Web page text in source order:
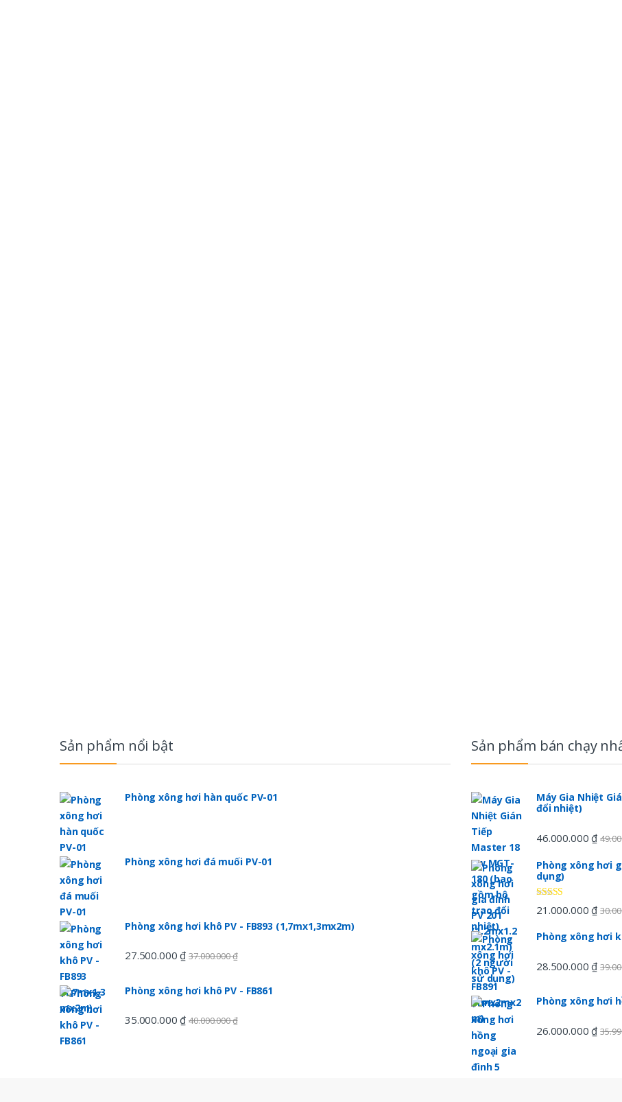
Sản phẩm nổi bật
Phòng xông hơi hàn quốc PV-01
Phòng xông hơi đá muối PV-01
Phòng xông hơi khô PV - FB893 (1,7mx1,3mx2m)
27.500.000₫ 37.000.000₫
Phòng xông hơi khô PV - FB861
35.000.000₫ 40.000.000₫
Sản phẩm bán chạy
Máy Gia Nhiệt
đổi nhiệt)
46.000.000₫
Phòng xông hơi
dụng)
Được xếp
hạng5.005
21.000.000₫
Phòng xông hơi
28.500.000₫
Phòng xông hơi
26.000.000₫